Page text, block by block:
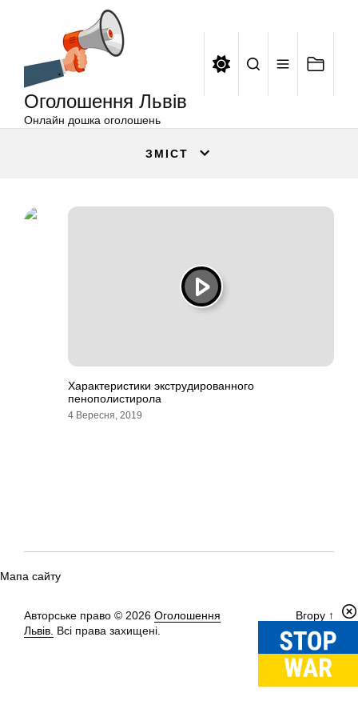
Оголошення Львів
Онлайн дошка оголошень
ЗМІСТ
Характеристики экструдированного
пенополистирола
4 Вересня, 2019
Мапа сайту
Авторське право © 2026 Оголошення
Львів. Всі права захищені.
Вгору ↑